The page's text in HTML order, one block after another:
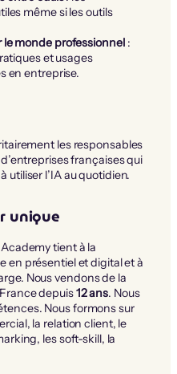
même si les outils
monde professionnel:
et usages
en entreprise.
les responsables
françaises qui
utiliser l’IA au quotidien.
unique
tient à la
en présentiel et digital et à
Nous vendons de la
depuis12 ans. Nous
Nous formons sur
la relation client, le
les soft-skill, la